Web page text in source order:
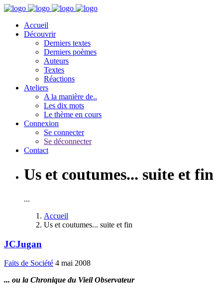
Accueil
Découvrir
Derniers textes
Derniers poèmes
Auteurs
Textes
Réactions
Ateliers
A la manière de..
Les dix mots
Le thème en cours
Connexion
Se connecter
Se déconnecter
Contact
Us et coutumes... suite et fin
...
Accueil
Us et coutumes... suite et fin
JCJugan
Faits de Société 4 mai 2008
... ou la Chronique du Vieil Observateur